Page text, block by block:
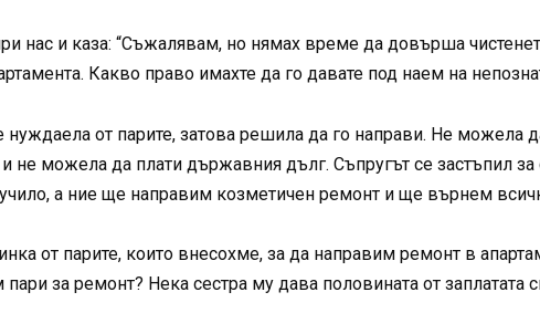
нас и каза: “Съжалявам, но нямах време да довърша
Какво право имахте да го давате под наем на
нуждаела от парите, затова решила да го направи. Не можела
не можела да плати държавния дълг. Съпругът се застъпил за
а ние ще направим козметичен ремонт и ще върнем
от парите, които внесохме, за да направим ремонт в
за ремонт? Нека сестра му дава половината от